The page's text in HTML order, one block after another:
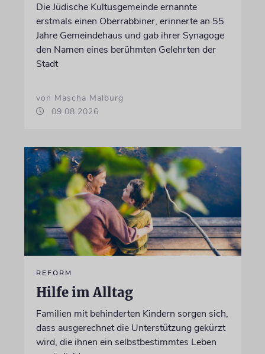
Die Jüdische Kultusgemeinde ernannte
erstmals einen Oberrabbiner, erinnerte an 55
Jahre Gemeindehaus und gab ihrer Synagoge
den Namen eines berühmten Gelehrten der
Stadt
von Mascha Malburg
09.08.2026
REFORM
Hilfe im Alltag
Familien mit behinderten Kindern sorgen sich,
dass ausgerechnet die Unterstützung gekürzt
wird, die ihnen ein selbstbestimmtes Leben